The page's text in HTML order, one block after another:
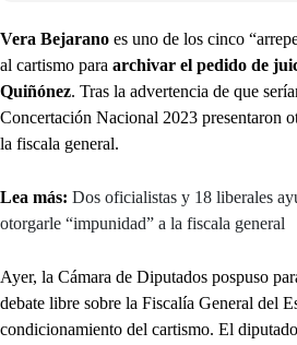
Vera Bejarano es uno de los cinco
al cartismo para archivar el pedido de
Quiñónez. Tras la advertencia de que
Concertación Nacional 2023 presentaron
la fiscala general.
Lea más: Dos oficialistas y 18 liberales
otorgarle “impunidad” a la fiscala general
Ayer, la Cámara de Diputados pospuso
debate libre sobre la Fiscalía General del
condicionamiento del cartismo. El diputado